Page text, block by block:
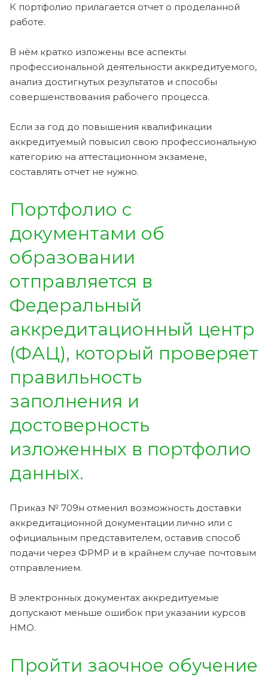
К портфолио прилагается отчет о проделанной
работе.
В нём кратко изложены все аспекты
профессиональной деятельности аккредитуемого,
анализ достигнутых результатов и способы
совершенствования рабочего процесса.
Если за год до повышения квалификации
аккредитуемый повысил свою профессиональную
категорию на аттестационном экзамене,
составлять отчет не нужно.
Портфолио с
документами об
образовании
отправляется в
Федеральный
аккредитационный центр
(ФАЦ), который проверяет
правильность
заполнения и
достоверность
изложенных в портфолио
данных.
Приказ № 709н отменил возможность доставки
аккредитационной документации лично или с
официальным представителем, оставив способ
подачи через ФРМР и в крайнем случае почтовым
отправлением.
В электронных документах аккредитуемые
допускают меньше ошибок при указании курсов
НМО.
Пройти заочное обучение